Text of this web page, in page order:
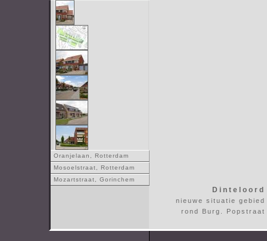
Oranjelaan, Rotterdam
Mosoelstraat, Rotterdam
Mozartstraat, Gorinchem
Dinteloord
nieuwe situatie gebied
rond Burg. Popstraat